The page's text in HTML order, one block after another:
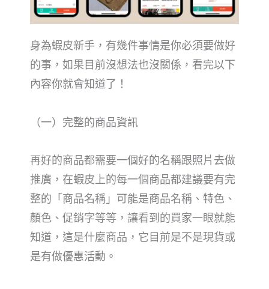
身為蝦皮新手，有幾件事情是你必須要做好
的事，如果目前沒想法也沒關係，看完以下
內容你就會知道了！
（一）完整的商品資訊
再好的商品都需要一個好的名稱跟照片去做
推廣，在蝦皮上的每一個商品都建議要有完
整的「商品名稱」可能是商品名稱、特色、
顏色、促銷字等等，讓看到的買家一眼就能
知道，這是什麼商品，它目前是不是現貨或
是有做優惠活動。